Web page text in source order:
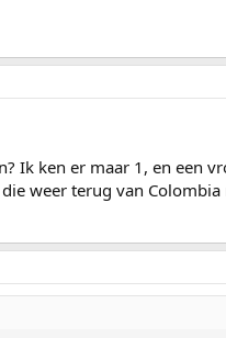
Ik ken er maar 1, en een
weer terug van